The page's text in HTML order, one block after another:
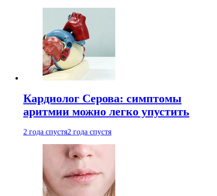
Кардиолог Серова: симптомы
аритмии можно легко упустить
2 года спустя2 года спустя